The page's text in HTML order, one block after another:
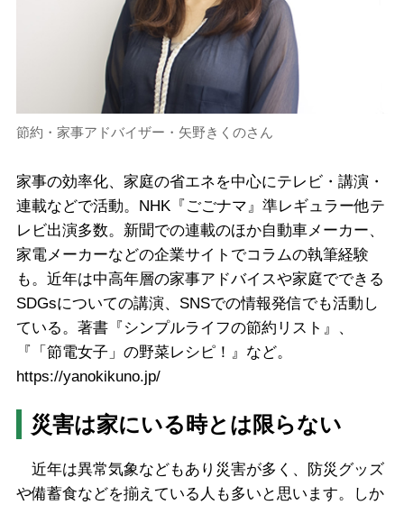
節約・家事アドバイザー・矢野きくのさん
家事の効率化、家庭の省エネを中心にテレビ・講演・
連載などで活動。NHK『ごごナマ』準レギュラー他テ
レビ出演多数。新聞での連載のほか自動車メーカー、
家電メーカーなどの企業サイトでコラムの執筆経験
も。近年は中高年層の家事アドバイスや家庭でできる
SDGsについての講演、SNSでの情報発信でも活動し
ている。著書『シンプルライフの節約リスト』、
『「節電女子」の野菜レシピ！』など。
https://yanokikuno.jp/
災害は家にいる時とは限らない
近年は異常気象などもあり災害が多く、防災グッズ
や備蓄食などを揃えている人も多いと思います。しか